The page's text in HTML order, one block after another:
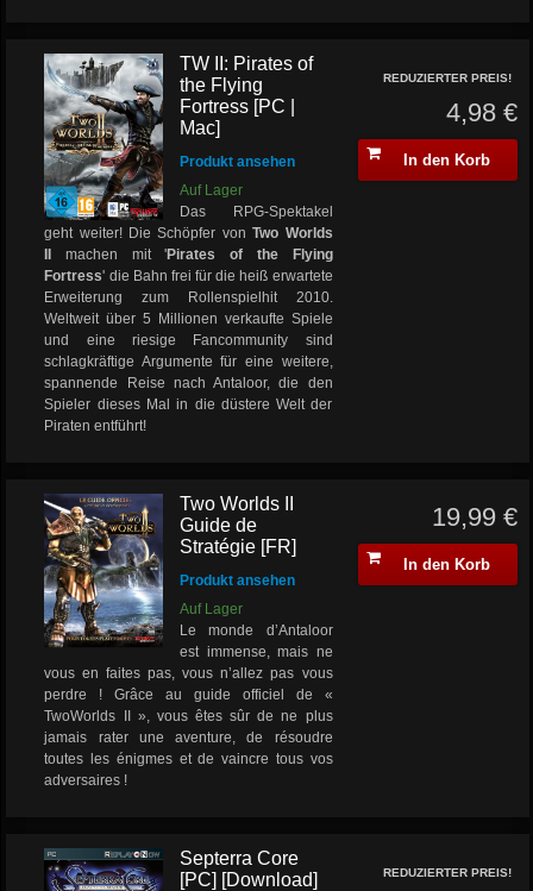
TW II: Pirates of
the Flying
Fortress [PC |
Mac]
Produkt ansehen
Auf Lager
Das RPG-Spektakel
geht weiter! Die Schöpfer vonTwo Worlds
machen mit 'Pirates of the Flying
Fortress' die Bahn frei für die heiß erwartete
Erweiterung zum Rollenspielhit 2010.
Weltweit über 5 Millionen verkaufte Spiele
und eine riesige Fancommunity sind
schlagkräftige Argumente für eine weitere,
spannende Reise nach Antaloor, die den
Spieler dieses Mal in die düstere Welt der
Piraten entführt!
REDUZIERTER PREIS!
4,98 €
In den Korb
Two Worlds II
Guide de
Stratégie [FR]
Produkt ansehen
Auf Lager
Le monde d’Antaloor
est immense, mais ne
vous en faites pas, vous n’allez pas vous
perdre ! Grâce au guide officiel de «
TwoWorlds II », vous êtes sûr de ne plus
jamais rater une aventure, de résoudre
toutes les énigmes et de vaincre tous vos
adversaires !
19,99 €
In den Korb
Septerra Core
[PC] [Download]
REDUZIERTER PREIS!